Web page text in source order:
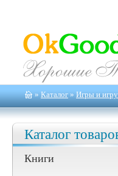
»Каталог»Игры и
Каталог
Книги